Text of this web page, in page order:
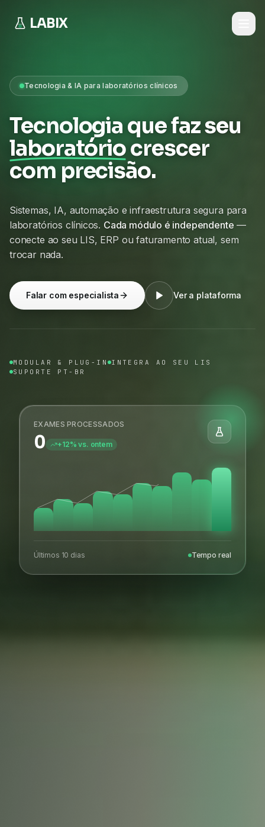
LABIX
Tecnologia & IA para laboratórios clínicos
Tecnologia que faz seu
laboratóriocrescer
com precisão.
Sistemas, IA, automação e infraestrutura segura para
laboratórios clínicos. Cada módulo é independente —
conecte ao seu LIS, ERP ou faturamento atual, sem
trocar nada.
Falar com especialista Ver a plataforma
MODULAR & PLUG-IN INTEGRA AO SEU LIS
SUPORTE PT-BR
EXAMES PROCESSADOS
0 +12% vs. ontem
Últimos 10 dias Tempo real